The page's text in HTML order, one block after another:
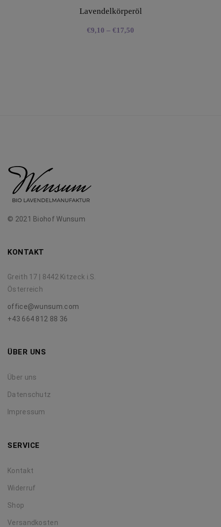
Lavendelkörperöl
€9,10 – €17,50
© 2021 Biohof Wunsum
KONTAKT
Greith 17 | 8442 Kitzeck i.S.
Österreich
office@wunsum.com
+43 664 812 88 36
ÜBER UNS
Über uns
Datenschutz
Impressum
SERVICE
Kontakt
Widerruf
Shop
Versandkosten